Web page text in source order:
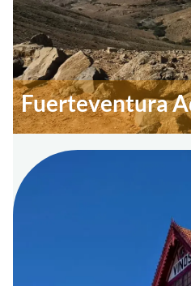
Fuerteventura